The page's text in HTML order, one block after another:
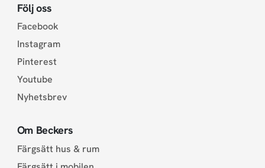
Följ oss
Facebook
Instagram
Pinterest
Youtube
Nyhetsbrev
Om Beckers
Färgsätt hus & rum